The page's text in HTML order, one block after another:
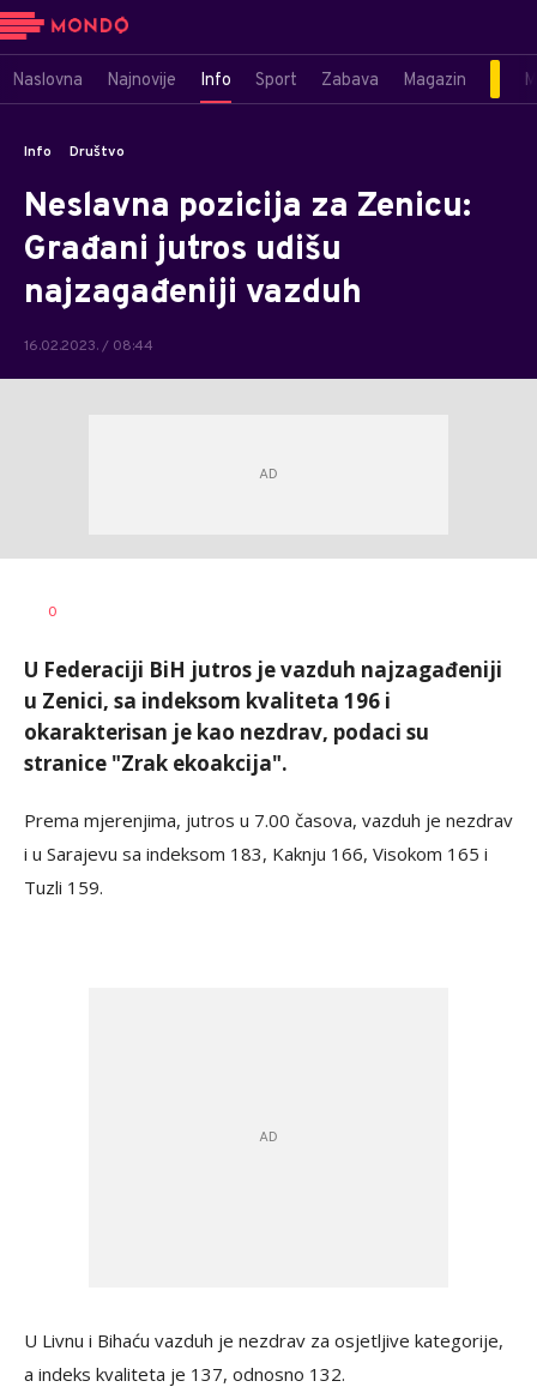
Naslovna Najnovije Info Sport Zabava Magazin
Info Društvo
Neslavna pozicija za Zenicu:
Građani jutros udišu
najzagađeniji vazduh
16.02.2023. / 08:44
AUTOR
0
U Federaciji BiH jutros je vazduh najzagađeniji
u Zenici, sa indeksom kvaliteta 196 i
okarakterisan je kao nezdrav, podaci su
stranice "Zrak ekoakcija".
Prema mjerenjima, jutros u 7.00 časova, vazduh je nezdrav
i u Sarajevu sa indeksom 183, Kaknju 166, Visokom 165 i
Tuzli 159.
U Livnu i Bihaću vazduh je nezdrav za osjetljive kategorije,
a indeks kvaliteta je 137, odnosno 132.